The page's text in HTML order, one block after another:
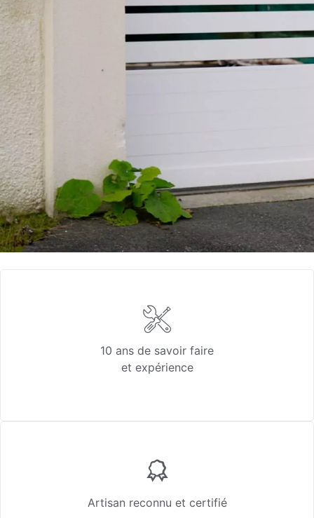
10 ans de savoir faire
et expérience
Artisan reconnu et certifié